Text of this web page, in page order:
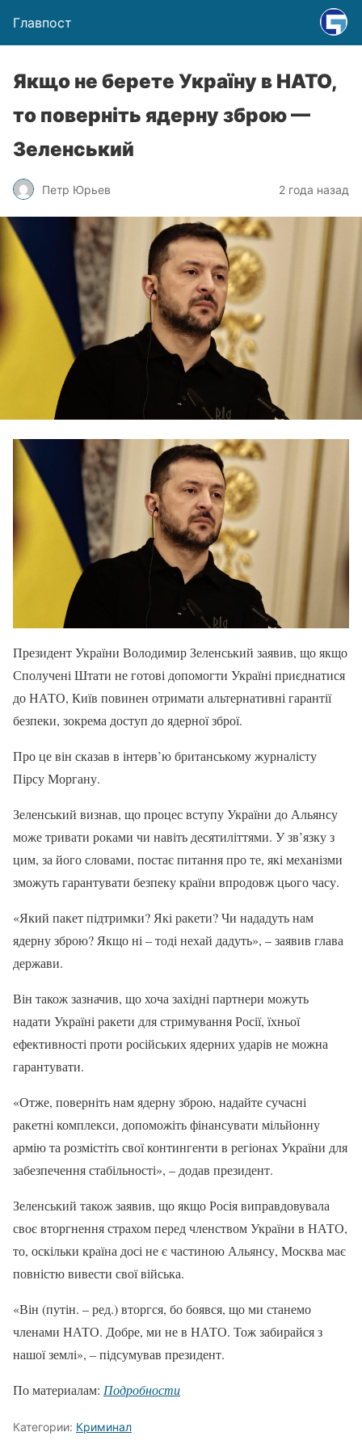
Главпост
Якщо не берете Україну в НАТО,
то поверніть ядерну зброю —
Зеленський
Петр Юрьев 2 года назад
Президент України Володимир Зеленський заявив, що якщо
Сполучені Штати не готові допомогти Україні приєднатися
до НАТО, Київ повинен отримати альтернативні гарантії
безпеки, зокрема доступ до ядерної зброї.
Про це він сказав в інтерв’ю британському журналісту
Пірсу Моргану.
Зеленський визнав, що процес вступу України до Альянсу
може тривати роками чи навіть десятиліттями. У зв’язку з
цим, за його словами, постає питання про те, які механізми
зможуть гарантувати безпеку країни впродовж цього часу.
«Який пакет підтримки? Які ракети? Чи нададуть нам
ядерну зброю? Якщо ні – тоді нехай дадуть», – заявив глава
держави.
Він також зазначив, що хоча західні партнери можуть
надати Україні ракети для стримування Росії, їхньої
ефективності проти російських ядерних ударів не можна
гарантувати.
«Отже, поверніть нам ядерну зброю, надайте сучасні
ракетні комплекси, допоможіть фінансувати мільйонну
армію та розмістіть свої контингенти в регіонах України для
забезпечення стабільності», – додав президент.
Зеленський також заявив, що якщо Росія виправдовувала
своє вторгнення страхом перед членством України в НАТО,
то, оскільки країна досі не є частиною Альянсу, Москва має
повністю вивести свої війська.
«Він (путін. – ред.) вторгся, бо боявся, що ми станемо
членами НАТО. Добре, ми не в НАТО. Тож забирайся з
нашої землі», – підсумував президент.
По материалам: Подробности
Категории: Криминал